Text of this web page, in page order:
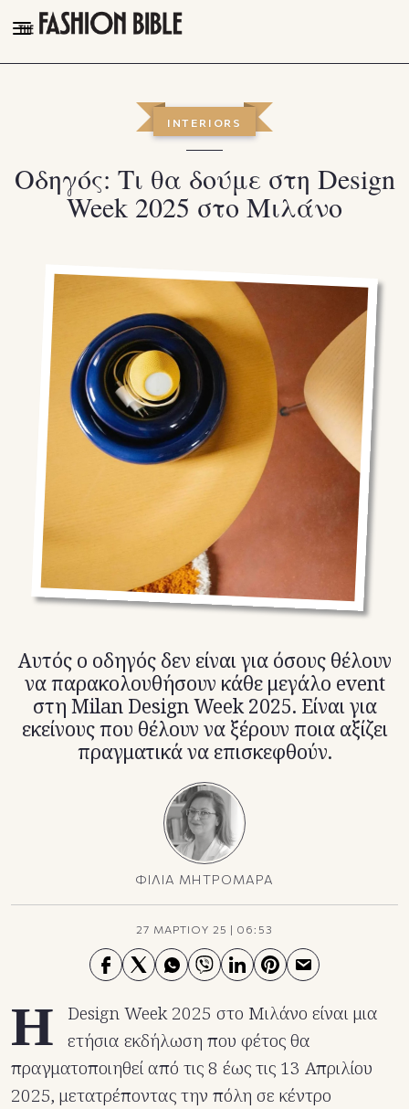
THE FASHION BIBLE
TALK OF THE TOWN
PLEASURES
FOLLOW
Facebook
Instagram
Youtube
TikTok
X(Twitter)
INTERIORS
Οδηγός: Τι θα δούμε στη Design
Week 2025 στο Μιλάνο
Αυτός ο οδηγός δεν είναι για όσους θέλουν
να παρακολουθήσουν κάθε μεγάλο event
στη Milan Design Week 2025. Είναι για
εκείνους που θέλουν να ξέρουν ποια αξίζει
πραγματικά να επισκεφθούν.
ΦΙΛΙΑ ΜΗΤΡΟΜΑΡΑ
27 ΜΑΡΤΙΟΥ 25 | 06:53
Η
Design Week 2025 στο Μιλάνο είναι μια
ετήσια εκδήλωση που φέτος θα
πραγματοποιηθεί από τις 8 έως τις 13 Απριλίου
2025, μετατρέποντας την πόλη σε κέντρο